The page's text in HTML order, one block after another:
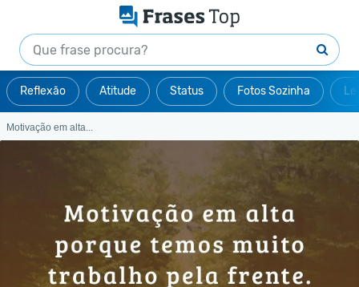
Reflexão Atitude Status Fotos Sozinha
Motivação em alta...